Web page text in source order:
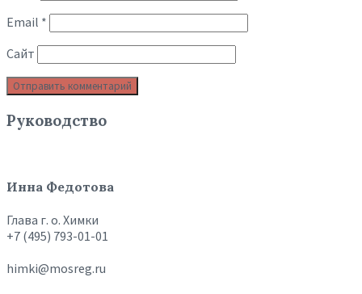
Email *
Сайт
Руководство
Инна Федотова
Глава г. о. Химки
+7 (495) 793-01-01
himki@mosreg.ru